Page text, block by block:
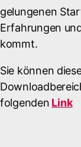
gelungenen
Erfahrungen
kommt.
Sie können
folgenden Link